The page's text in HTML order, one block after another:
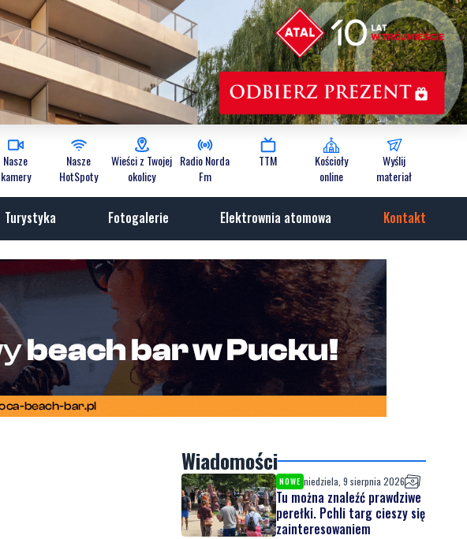
Nasze
kamery
Nasze
HotSpoty
Wieści z Twojej
okolicy
Radio Norda
Fm
TTM
Kościoły
online
Wyślij
materiał
Turystyka Fotogalerie Elektrownia atomowa Kontakt
Wiadomości
NOWE niedziela, 9 sierpnia 2026
Tu można znaleźć prawdziwe
perełki. Pchli targ cieszy się
zainteresowaniem